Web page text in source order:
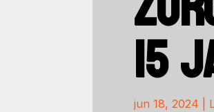
15
jun 18, 2024